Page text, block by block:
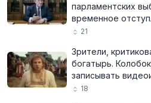
парламентских
временное
21
Зрители,
богатырь.
записывать
18